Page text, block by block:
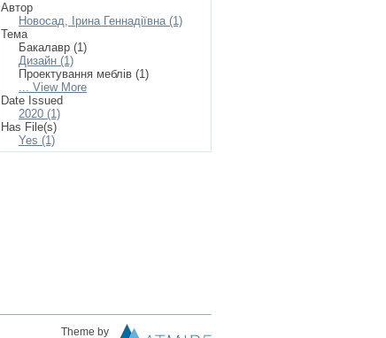
Автор
Новосад, Ірина Геннадіївна (1)
Тема
Бакалавр (1)
Дизайн (1)
Проектування меблів (1)
... View More
Date Issued
2020 (1)
Has File(s)
Yes (1)
Theme by